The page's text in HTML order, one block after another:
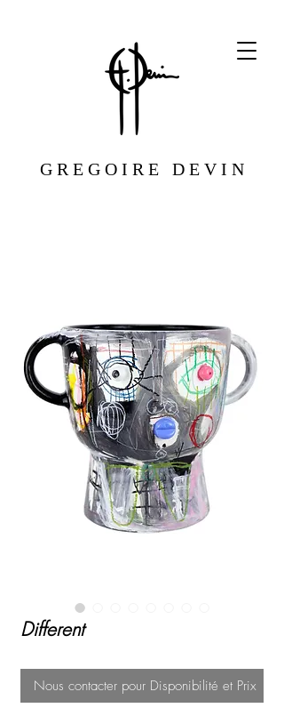
G R E G O I R E D E V I N
Different
Nous contacter pour Disponibilité et Prix